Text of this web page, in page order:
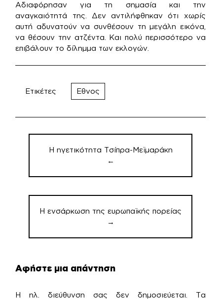
Αδιαφόρησαν για τη σημασία και την
αναγκαιότητά της. Δεν αντιλήφθηκαν ότι χωρίς
αυτή αδυνατούν να συνθέσουν τη μεγάλη εικόνα,
να θέσουν την ατζέντα. Και πολύ περισσότερο να
επιβάλουν το δίλημμα των εκλογών.
Ετικέτες Εθνος
Πλοήγηση
άρθρωνΗ ηγετικότητα Τσίπρα-Μεϊμαράκη
←
Η ενσάρκωση της ευρωπαϊκής πορείας
→
Αφήστε μια απάντηση
Η ηλ. διεύθυνση σας δεν δημοσιεύεται.
Τα